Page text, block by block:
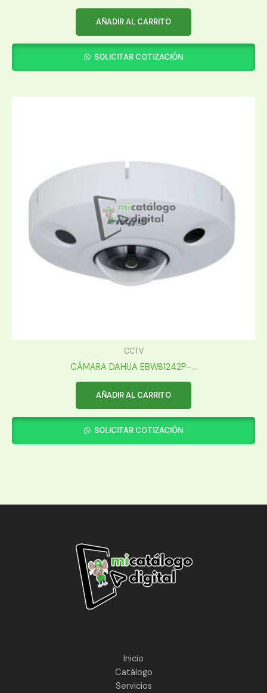
AÑADIR AL CARRITO
SOLICITAR COTIZACIÓN
CCTV
CÁMARA DAHUA EBW81242P-...
AÑADIR AL CARRITO
SOLICITAR COTIZACIÓN
Inicio
Catálogo
Servicios